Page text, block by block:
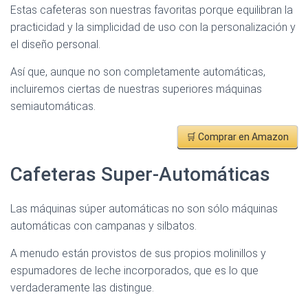
Estas cafeteras son nuestras favoritas porque equilibran la
practicidad y la simplicidad de uso con la personalización y
el diseño personal.
Así que, aunque no son completamente automáticas,
incluiremos ciertas de nuestras superiores máquinas
semiautomáticas.
🛒 Comprar en Amazon
Cafeteras Super-Automáticas
Las máquinas súper automáticas no son sólo máquinas
automáticas con campanas y silbatos.
A menudo están provistos de sus propios molinillos y
espumadores de leche incorporados, que es lo que
verdaderamente las distingue.